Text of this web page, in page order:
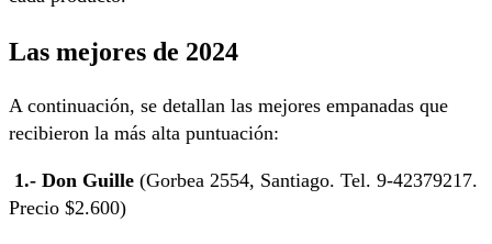
Las mejores de 2024
A continuación, se detallan las mejores empanadas que
recibieron la más alta puntuación:
1.- Don Guille (Gorbea 2554, Santiago. Tel. 9-42379217.
Precio $2.600)